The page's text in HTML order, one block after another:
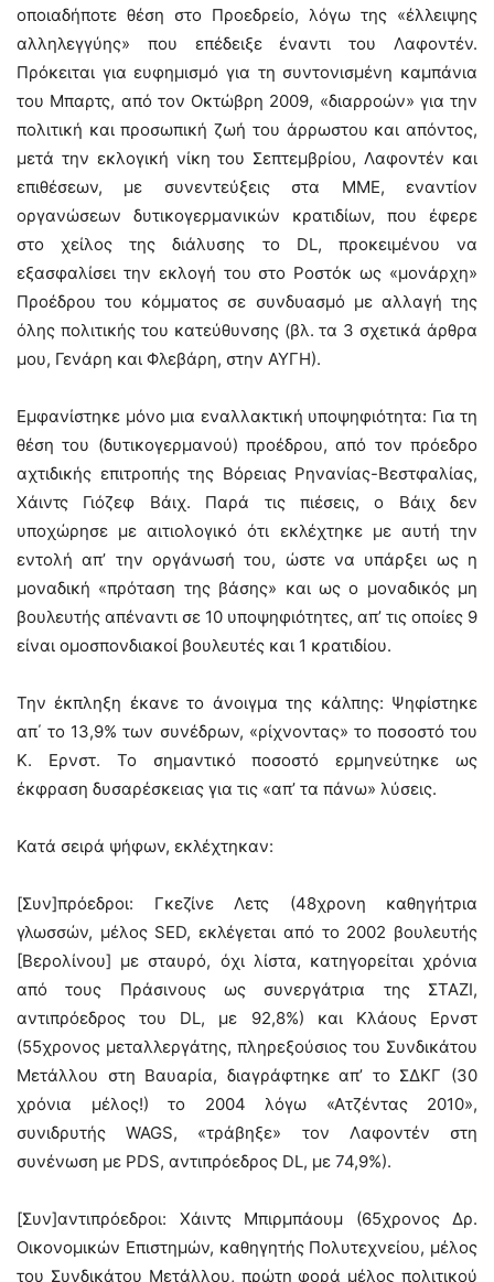
οποιαδήποτε θέση στο Προεδρείο, λόγω της «έλλειψης
αλληλεγγύης» που επέδειξε έναντι του Λαφοντέν.
Πρόκειται για ευφημισμό για τη συντονισμένη καμπάνια
του Μπαρτς, από τον Οκτώβρη 2009, «διαρροών» για την
πολιτική και προσωπική ζωή του άρρωστου και απόντος,
μετά την εκλογική νίκη του Σεπτεμβρίου, Λαφοντέν και
επιθέσεων, με συνεντεύξεις στα ΜΜΕ, εναντίον
οργανώσεων δυτικογερμανικών κρατιδίων, που έφερε
στο χείλος της διάλυσης το DL, προκειμένου να
εξασφαλίσει την εκλογή του στο Ροστόκ ως «μονάρχη»
Προέδρου του κόμματος σε συνδυασμό με αλλαγή της
όλης πολιτικής του κατεύθυνσης (βλ. τα 3 σχετικά άρθρα
μου, Γενάρη και Φλεβάρη, στην ΑΥΓΗ).
Εμφανίστηκε μόνο μια εναλλακτική υποψηφιότητα: Για τη
θέση του (δυτικογερμανού) προέδρου, από τον πρόεδρο
αχτιδικής επιτροπής της Βόρειας Ρηνανίας-Βεστφαλίας,
Χάιντς Γιόζεφ Βάιχ. Παρά τις πιέσεις, ο Βάιχ δεν
υποχώρησε με αιτιολογικό ότι εκλέχτηκε με αυτή την
εντολή απ’ την οργάνωσή του, ώστε να υπάρξει ως η
μοναδική «πρόταση της βάσης» και ως ο μοναδικός μη
βουλευτής απέναντι σε 10 υποψηφιότητες, απ’ τις οποίες 9
είναι ομοσπονδιακοί βουλευτές και 1 κρατιδίου.
Την έκπληξη έκανε το άνοιγμα της κάλπης: Ψηφίστηκε
απ΄ το 13,9% των συνέδρων, «ρίχνοντας» το ποσοστό του
Κ. Ερνστ. Το σημαντικό ποσοστό ερμηνεύτηκε ως
έκφραση δυσαρέσκειας για τις «απ’ τα πάνω» λύσεις.
Κατά σειρά ψήφων, εκλέχτηκαν:
[Συν]πρόεδροι: Γκεζίνε Λετς (48χρονη καθηγήτρια
γλωσσών, μέλος SED, εκλέγεται από το 2002 βουλευτής
[Βερολίνου] με σταυρό, όχι λίστα, κατηγορείται χρόνια
από τους Πράσινους ως συνεργάτρια της ΣΤΑΖΙ,
αντιπρόεδρος του DL, με 92,8%) και Κλάους Ερνστ
(55χρονος μεταλλεργάτης, πληρεξούσιος του Συνδικάτου
Μετάλλου στη Βαυαρία, διαγράφτηκε απ’ το ΣΔΚΓ (30
χρόνια μέλος!) το 2004 λόγω «Ατζέντας 2010»,
συνιδρυτής WAGS, «τράβηξε» τον Λαφοντέν στη
συνένωση με PDS, αντιπρόεδρος DL, με 74,9%).
[Συν]αντιπρόεδροι: Χάιντς Μπιρμπάουμ (65χρονος Δρ.
Οικονομικών Επιστημών, καθηγητής Πολυτεχνείου, μέλος
του Συνδικάτου Μετάλλου, πρώτη φορά μέλος πολιτικού